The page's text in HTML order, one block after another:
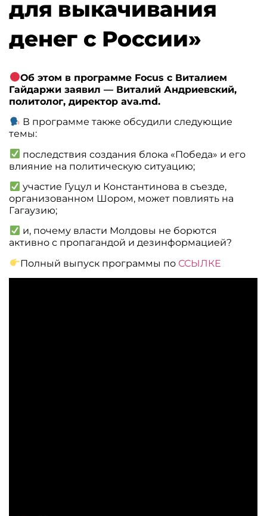
для выкачивания
денег с России»
Об этом в программе Focus с Виталием
Гайдаржи заявил — Виталий Андриевский,
политолог, директор ava.md.
В программе также обсудили следующие
темы:
последствия создания блока «Победа» и его
влияние на политическую ситуацию;
участие Гуцул и Константинова в съезде,
организованном Шором, может повлиять на
Гагаузию;
и, почему власти Молдовы не борются
активно с пропагандой и дезинформацией?
Полный выпуск программы по ССЫЛКЕ